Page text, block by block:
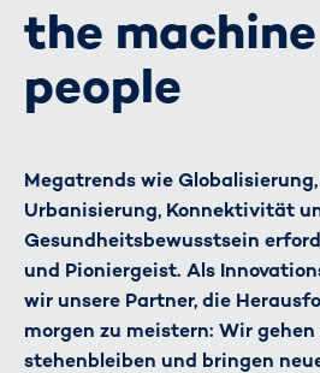
the
people
Megatrends wie
Urbanisierung, Konnektivität
Gesundheitsbewusstsein
und Pioniergeist. Als
wir unsere Partner, die
morgen zu meistern: Wir
stehenbleiben und bringen